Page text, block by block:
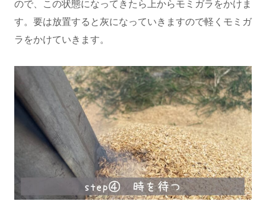
ので、この状態になってきたら上からモミガラをかけま
す。要は放置すると灰になっていきますので軽くモミガ
ラをかけていきます。